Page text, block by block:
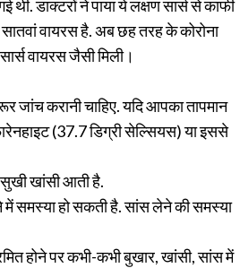
डाक्टरों ने पाया ये लक्षण सार्स से काफी
वायरस है. अब छह तरह के कोरोना
वायरस जैसी मिली।
करानी चाहिए. यदि आपका तापमान
(37.7 डिग्री सेल्सियस) या इससे
सुखी खांसी आती है.
में समस्या हो सकती है. सांस लेने की समस्या
होने पर कभी-कभी बुखार, खांसी, सांस में